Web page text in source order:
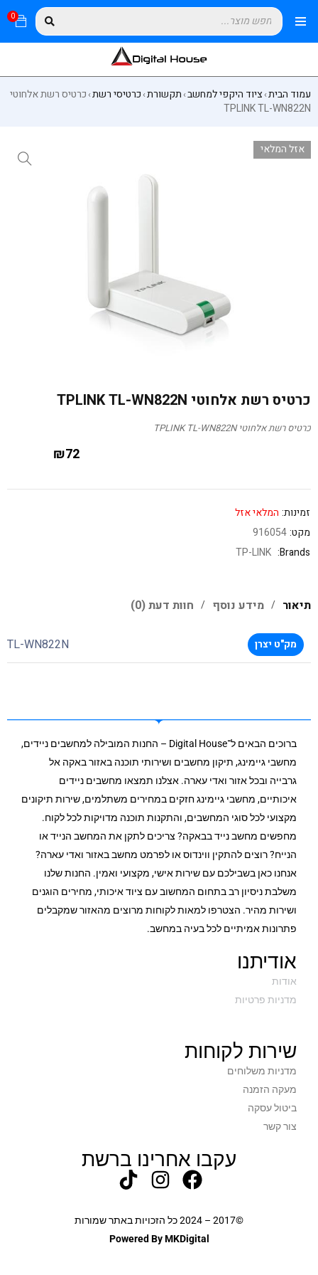
0
עמוד הבית›ציוד היקפי למחשב›תקשורת›כרטיסי רשת›כרטיס רשת אלחוטי
TPLINK TL-WN822N
אזל המלאי
כרטיס רשת אלחוטי TPLINK TL-WN822N
כרטיס רשת אלחוטי TPLINK TL-WN822N
₪72
זמינות: המלאי אזל
מקט:916054
Brands:
TP-LINK
תיאור מידע נוסף חוות דעת (0)
מק"ט יצרן TL-WN822N
ברוכים הבאים ל־Digital House – החנות המובילה למחשבים ניידים,
מחשבי גיימינג, תיקון מחשבים ושירותי תוכנה באזור באקה אל
גרבייה ובכל אזור ואדי עארה. אצלנו תמצאו מחשבים ניידים
איכותיים, מחשבי גיימינג חזקים במחירים משתלמים, שירות תיקונים
מקצועי לכל סוגי המחשבים, והתקנות תוכנה מדויקות לכל לקוח.
מחפשים מחשב נייד בבאקה? צריכים לתקן את המחשב הנייד או
הנייח? רוצים להתקין ווינדוס או לפרמט מחשב באזור ואדי עארה?
אנחנו כאן בשבילכם עם שירות אישי, מקצועי ואמין. החנות שלנו
משלבת ניסיון רב בתחום המחשוב עם ציוד איכותי, מחירים הוגנים
ושירות מהיר. הצטרפו למאות לקוחות מרוצים מהאזור שמקבלים
פתרונות אמיתיים לכל בעיה במחשב.
אודיתנו
אודות
מדניות פרטיות
שירות לקוחות
מדניות משלוחים
מעקה הזמנה
ביטול עסקה
צור קשר
עקבו אחרינו ברשת
©2017 – 2024 כל הזכויות באתר שמורות
Powered By MKDigital